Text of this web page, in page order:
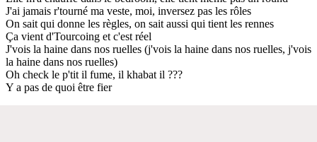
J'ai jamais r'tourné ma veste, moi, inversez pas les rôles
On sait qui donne les règles, on sait aussi qui tient les rennes
Ça vient d'Tourcoing et c'est réel
J'vois la haine dans nos ruelles (j'vois la haine dans nos ruelles, j'vois
la haine dans nos ruelles)
Oh check le p'tit il fume, il khabat il ???
Y a pas de quoi être fier